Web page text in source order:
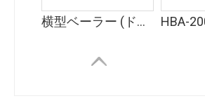
横型ベーラー (ドアを閉める)